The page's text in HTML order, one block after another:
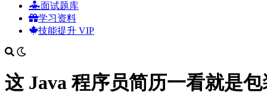
面试题库
学习资料
技能提升 VIP
这 Java 程序员简历一看就是包